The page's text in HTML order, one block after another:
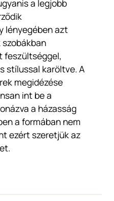
a legjobb
lényegében azt
feszültséggel,
stílussal karöltve. A
megidézése
int be a
a házasság
a formában nem
ezért szeretjük az